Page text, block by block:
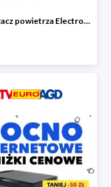
Oczyszczacz powietrza Electrolux Pure A9 PA91-604GY -300zł